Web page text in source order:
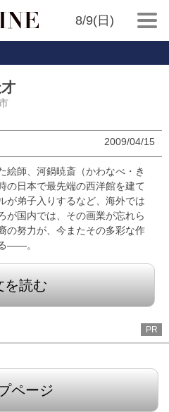
8/9(日)
2009/04/15
絵師、河鍋暁斎（かわなべ・き
の日本で最先端の西洋館を建て
が弟子入りするなど、海外では
が国内では、その画業が忘れら
の努力が、今またその多彩な作
—―。
を読む
PR
ページ